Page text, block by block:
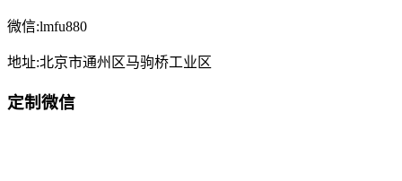
微信:lmfu880
地址:北京市通州区马驹桥工业区
定制微信